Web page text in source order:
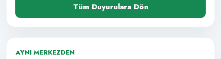
Tüm Duyurulara Dön
AYNI MERKEZDEN